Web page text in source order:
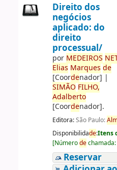
Direito dos
negócios
aplicado: do
direito
processual/
por MEDEIROS
Elias Marques de
[Coordenador] |
SIMÃO FILHO,
Adalberto
[Coordenador].
Editora:São Paulo:
Disponibilidade:Itens
[Númerodechamada:
Reservar